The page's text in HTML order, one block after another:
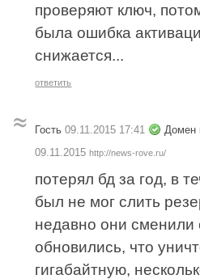
проверяют ключ,
была ошибка
снижается...
ответить
Гость 09.11.2015 17:41
Домен
09.11.2015 http://news-rove.ru/
потерял бд за год, в
был не мог слить
недавно они сменили
обновились, что
гигабайтную,